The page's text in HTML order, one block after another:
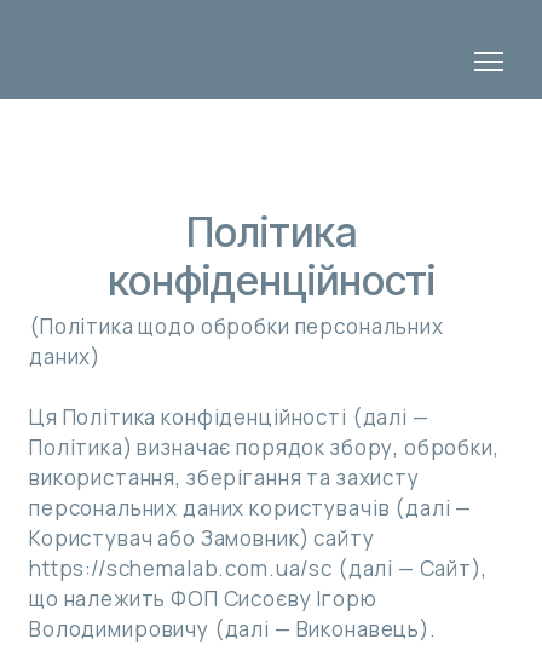
Політика
конфіденційності
(Політика щодо обробки персональних
даних)
Ця Політика конфіденційності (далі —
Політика) визначає порядок збору, обробки,
використання, зберігання та захисту
персональних даних користувачів (далі —
Користувач або Замовник) сайту
https://schemalab.com.ua/sc (далі — Сайт),
що належить ФОП Сисоєву Ігорю
Володимировичу (далі — Виконавець).